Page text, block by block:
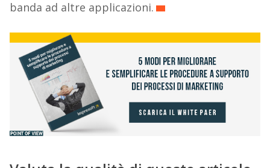
banda ad altre applicazioni.